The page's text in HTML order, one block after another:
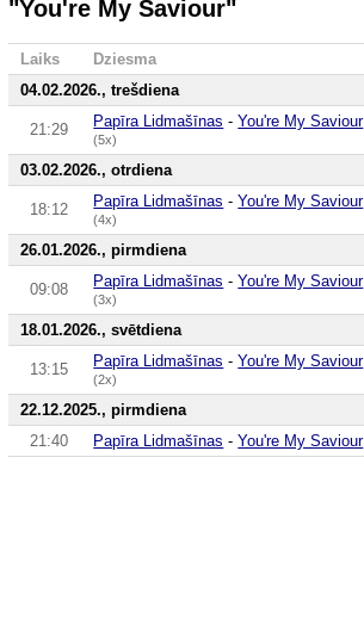
"You're My Saviour"
Laiks
Dziesma
04.02.2026., trešdiena
21:29 Papīra Lidmašīnas -You're My Saviour
(5x)
03.02.2026., otrdiena
18:12 Papīra Lidmašīnas -You're My Saviour
(4x)
26.01.2026., pirmdiena
09:08 Papīra Lidmašīnas -You're My Saviour
(3x)
18.01.2026., svētdiena
13:15 Papīra Lidmašīnas -You're My Saviour
(2x)
22.12.2025., pirmdiena
21:40
Papīra Lidmašīnas -You're My Saviour